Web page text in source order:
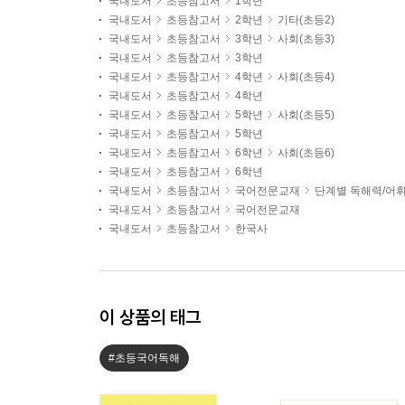
국내도서
초등참고서 2학년
기타(초등2)
국내도서
초등참고서 3학년
사회(초등3)
국내도서
초등참고서
3학년
국내도서
초등참고서 4학년
사회(초등4)
국내도서
초등참고서
4학년
국내도서
초등참고서 5학년
사회(초등5)
국내도서
초등참고서
5학년
국내도서
초등참고서 6학년
사회(초등6)
국내도서
초등참고서
6학년
국내도서
초등참고서 국어전문교재
단계별 독해력/어
국내도서
초등참고서
국어전문교재
국내도서
초등참고서 한국사
이 상품의 태그
#초등국어독해